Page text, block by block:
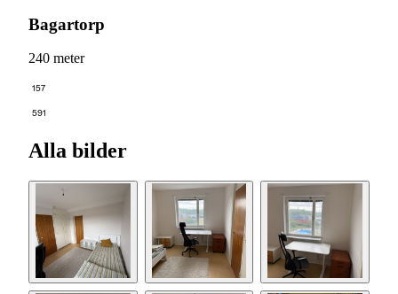
Bagartorp
240 meter
157
591
Alla bilder